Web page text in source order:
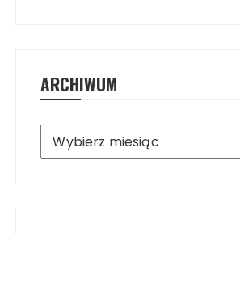
ARCHIWUM
Archiwum